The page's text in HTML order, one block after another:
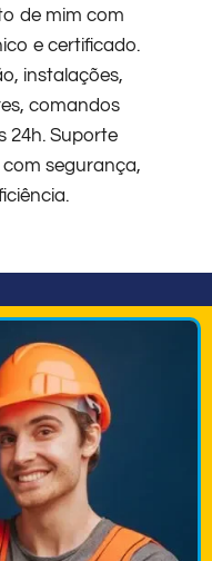
de mim com
e certificado.
instalações,
comandos
24h. Suporte
segurança,